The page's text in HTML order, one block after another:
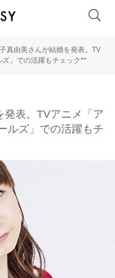
真由美さんが結婚を発表。TV
」での活躍もチェック**
発表。TVアニメ「ア
ルズ」での活躍もチ